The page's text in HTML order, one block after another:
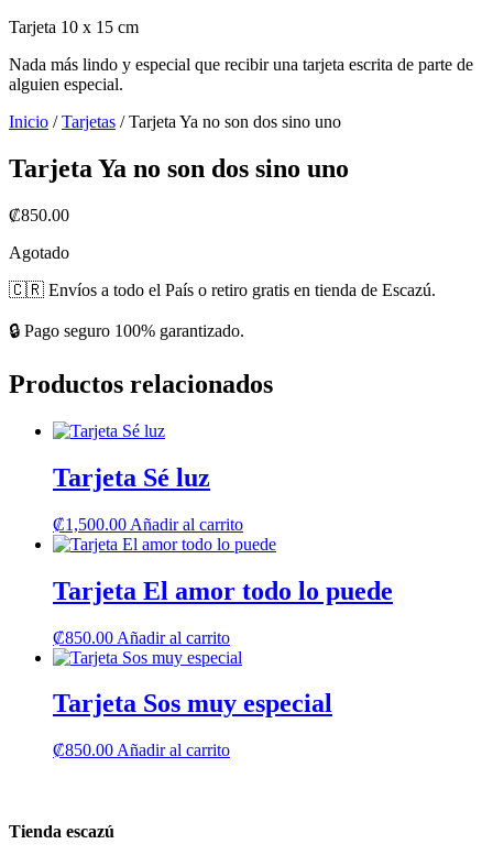
Tarjeta 10 x 15 cm
Nada más lindo y especial que recibir una tarjeta escrita de parte de
alguien especial.
Inicio /Tarjetas / Tarjeta Ya no son dos sino uno
Tarjeta Ya no son dos sino uno
₡850.00
Agotado
🇨🇷 Envíos a todo el País o retiro gratis en tienda de Escazú.
🔒 Pago seguro 100% garantizado.
Productos relacionados
Tarjeta Sé luz
₡1,500.00 Añadir al carrito
Tarjeta El amor todo lo puede
₡850.00 Añadir al carrito
Tarjeta Sos muy especial
₡850.00 Añadir al carrito
Tienda escazú